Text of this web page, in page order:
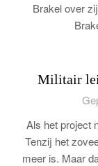
Brakel over
Militair
Als het project
Tenzij het
meer is. Maar